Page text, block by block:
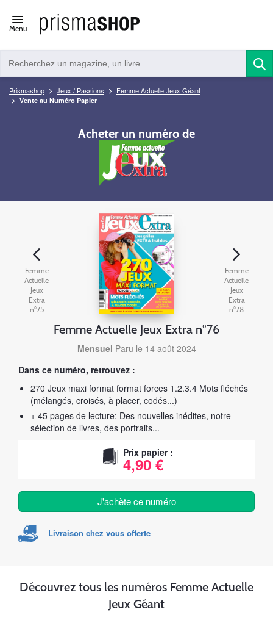
Open/close
navigation
Menu
Prismashop Jeux / Passions Femme Actuelle Jeux Géant
Vente au Numéro Papier
Acheter un numéro de
Femme
Actuelle
Jeux
Extra
n°75
Femme Actuelle Jeux Extra n°76
Mensuel Paru le 14 août 2024
Dans ce numéro, retrouvez :
270 Jeux maxi format format forces 1.2.3.4 Mots fléchés
(mélangés, croisés, à placer, codés...)
+ 45 pages de lecture: Des nouvelles inédites, notre
sélection de livres, des portraits...
Prix papier :
4,90 €
J'achète ce numéro
Livraison chez vous offerte
Femme
Actuelle
Jeux
Extra
n°78
Découvrez tous les numéros Femme Actuelle
Jeux Géant